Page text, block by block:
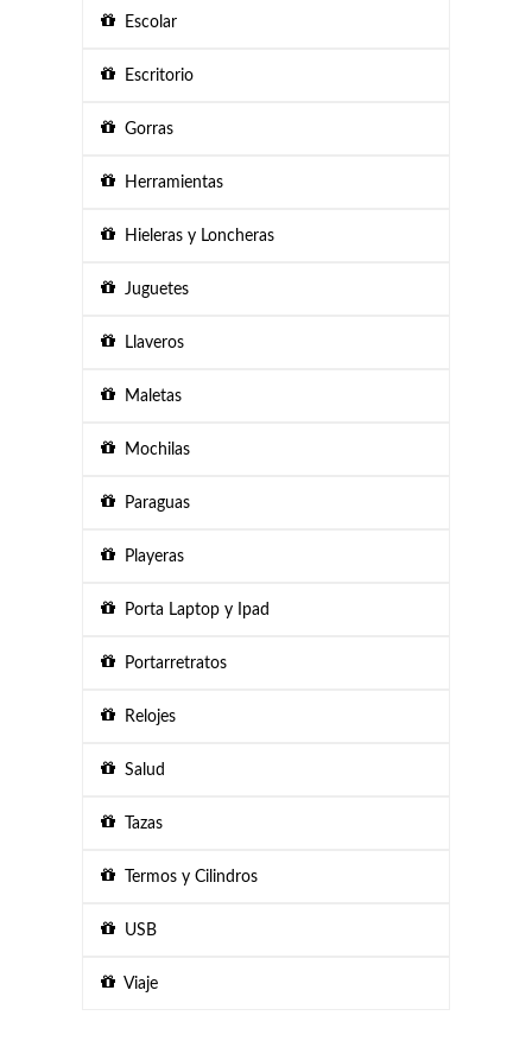
Escolar
Escritorio
Gorras
Herramientas
Hieleras y Loncheras
Juguetes
Llaveros
Maletas
Mochilas
Paraguas
Playeras
Porta Laptop y Ipad
Portarretratos
Relojes
Salud
Tazas
Termos y Cilindros
USB
Viaje